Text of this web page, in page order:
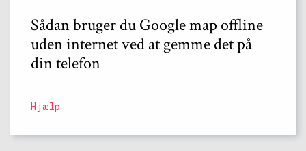
Sådan bruger du Google map offline
uden internet ved at gemme det på
din telefon
Hjælp